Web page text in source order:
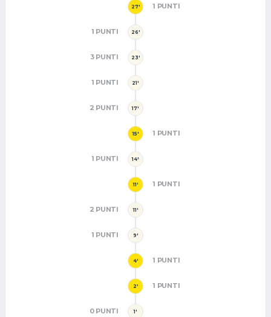
27' 1 PUNTI
26'
1 PUNTI
23'
3 PUNTI
21'
1 PUNTI
17'
2 PUNTI
15' 1 PUNTI
14'
1 PUNTI
11' 1 PUNTI
11'
2 PUNTI
9'
1 PUNTI
4' 1 PUNTI
2' 1 PUNTI
1'
0 PUNTI